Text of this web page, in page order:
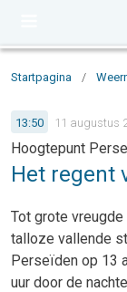
Startpagina /
13:50 11 augustus
Hoogtepunt
Het regent
Tot grote
talloze vallende
Perseïden op 13
uur door de